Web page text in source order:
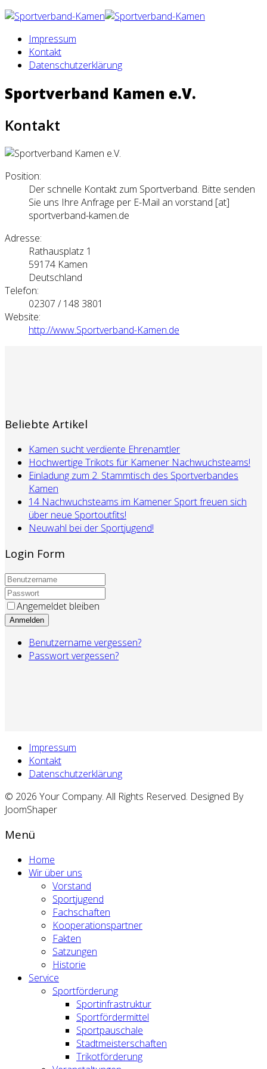
Impressum
Kontakt
Datenschutzerklärung
Sportverband Kamen e.V.
Kontakt
Position:
Der schnelle Kontakt zum Sportverband. Bitte senden
Sie uns Ihre Anfrage per E-Mail an vorstand [at]
sportverband-kamen.de
Adresse:
Rathausplatz 1
59174 Kamen
Deutschland
Telefon:
02307 / 148 3801
Website:
http://www.Sportverband-Kamen.de
Beliebte Artikel
Kamen sucht verdiente Ehrenamtler
Hochwertige Trikots für Kamener Nachwuchsteams!
Einladung zum 2. Stammtisch des Sportverbandes
Kamen
14 Nachwuchsteams im Kamener Sport freuen sich
über neue Sportoutfits!
Neuwahl bei der Sportjugend!
Login Form
Angemeldet bleiben
Anmelden
Benutzername vergessen?
Passwort vergessen?
Impressum
Kontakt
Datenschutzerklärung
© 2026 Your Company. All Rights Reserved. Designed By
JoomShaper
Menü
Home
Wir über uns
Vorstand
Sportjugend
Fachschaften
Kooperationspartner
Fakten
Satzungen
Historie
Service
Sportförderung
Sportinfrastruktur
Sportfördermittel
Sportpauschale
Stadtmeisterschaften
Trikotförderung